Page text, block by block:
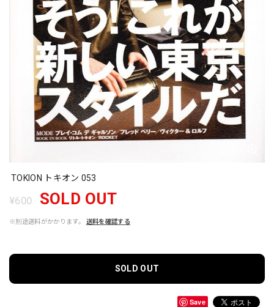
TOKION トキオン 053
¥600 SOLD OUT
※別途送料がかかります。 送料を確認する
SOLD OUT
Save